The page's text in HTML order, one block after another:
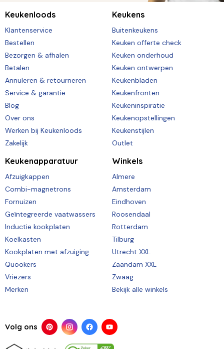
Keukenloods
Klantenservice
Bestellen
Bezorgen & afhalen
Betalen
Annuleren & retourneren
Service & garantie
Blog
Over ons
Werken bij Keukenloods
Zakelijk
Keukens
Buitenkeukens
Keuken offerte check
Keuken onderhoud
Keuken ontwerpen
Keukenbladen
Keukenfronten
Keukeninspiratie
Keukenopstellingen
Keukenstijlen
Outlet
Keukenapparatuur
Afzuigkappen
Combi-magnetrons
Fornuizen
Geïntegreerde vaatwassers
Inductie kookplaten
Koelkasten
Kookplaten met afzuiging
Quookers
Vriezers
Merken
Winkels
Almere
Amsterdam
Eindhoven
Roosendaal
Rotterdam
Tilburg
Utrecht XXL
Zaandam XXL
Zwaag
Bekijk alle winkels
Volg ons